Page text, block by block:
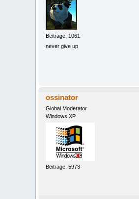
Beiträge: 1061
never give up
ossinator
Global Moderator
Windows XP
Beiträge: 5973